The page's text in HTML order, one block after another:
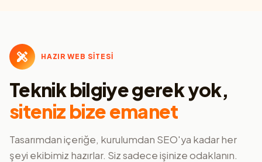
HAZIR WEB SİTESİ
Teknik bilgiye gerek yok,
siteniz bize emanet
Tasarımdan içeriğe, kurulumdan SEO'ya kadar her
şeyi ekibimiz hazırlar. Siz sadece işinize odaklanın.